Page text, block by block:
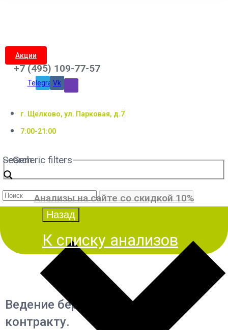
Акции
+7 (495) 109-77-57
TelegramVk
г. Щелково, ул. Парковая, д.7
7:00-21:00
Search
Generic filters
Анализы на сайте со скидкой 10%
К списку анализов
Ведение беременности по
контракту.